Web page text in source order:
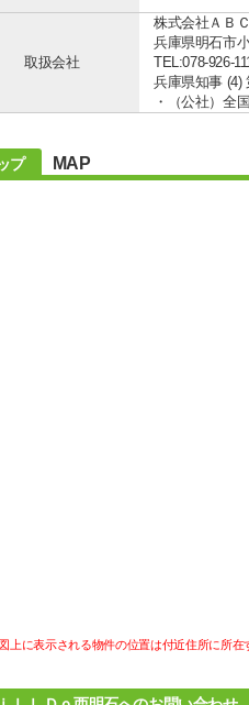
取扱会社
株式会社ＡＢＣ
兵庫県明石市
TEL:078-926-
兵庫県知事 (4)
・（公社）全
プ MAP
上に表示される物件の位置は付近住所に所在